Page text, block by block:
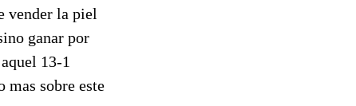
vender la piel
ganar por
13-1
mas sobre este